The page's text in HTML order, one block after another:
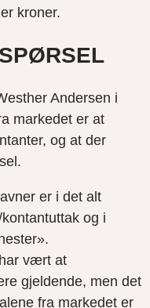
kroner.
Andersen i
markedet er at
og at der
er i det alt
og i
vært at
gjeldende, men det
fra markedet er